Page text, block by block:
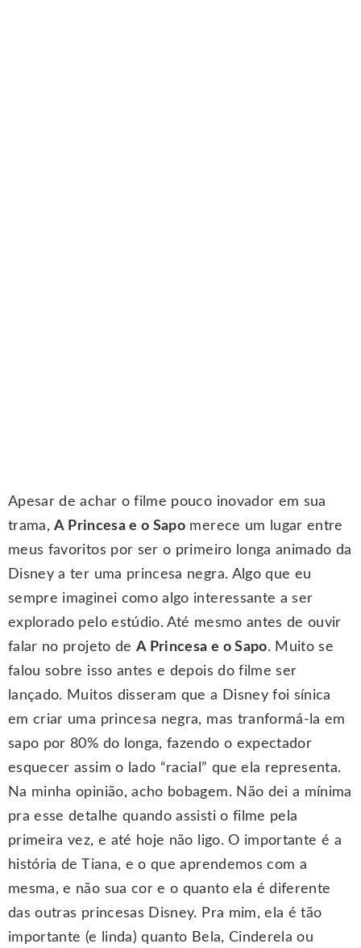
Apesar de achar o filme pouco inovador em sua
trama,A Princesa e o Sapo merece um lugar entre
meus favoritos por ser o primeiro longa animado da
Disney a ter uma princesa negra. Algo que eu
sempre imaginei como algo interessante a ser
explorado pelo estúdio. Até mesmo antes de ouvir
falar no projeto de A Princesa e o Sapo. Muito se
falou sobre isso antes e depois do filme ser
lançado. Muitos disseram que a Disney foi sínica
em criar uma princesa negra, mas tranformá-la em
sapo por 80% do longa, fazendo o expectador
esquecer assim o lado “racial” que ela representa.
Na minha opinião, acho bobagem. Não dei a mínima
pra esse detalhe quando assisti o filme pela
primeira vez, e até hoje não ligo. O importante é a
história de Tiana, e o que aprendemos com a
mesma, e não sua cor e o quanto ela é diferente
das outras princesas Disney. Pra mim, ela é tão
importante (e linda) quanto Bela, Cinderela ou